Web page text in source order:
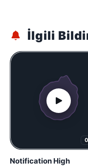
İlgili
Notification High